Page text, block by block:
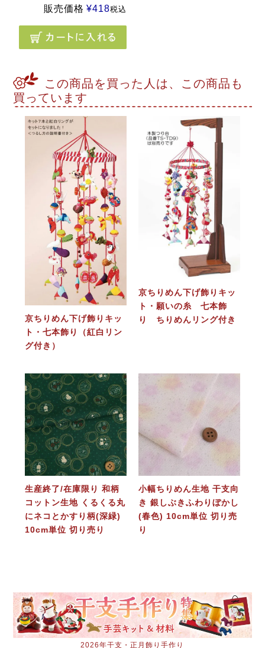
販売価格 ¥418税込
この商品を買った人は、この商品も
買っています
京ちりめん下げ飾りキッ
ト・七本飾り（紅白リン
グ付き）
京ちりめん下げ飾りキッ
ト・願いの糸 七本飾
り ちりめんリング付き
生産終了/在庫限り 和柄
コットン生地 くるくる丸
にネコとかすり柄(深緑)
10cm単位 切り売り
小幅ちりめん生地 干支向
き 銀しぶきふわりぼかし
(春色) 10cm単位 切り売
り
2026年干支・正月飾り手作り